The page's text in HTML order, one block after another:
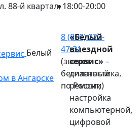
88-й квартал, 18:00-20:00
Белый
в Ангарске
8 (800) 222-
47-31
(звонок
бесплатный
по России)
«Белый
выездной
сервис» –
диагностика,
ремонт,
настройка
компьютерной,
цифровой